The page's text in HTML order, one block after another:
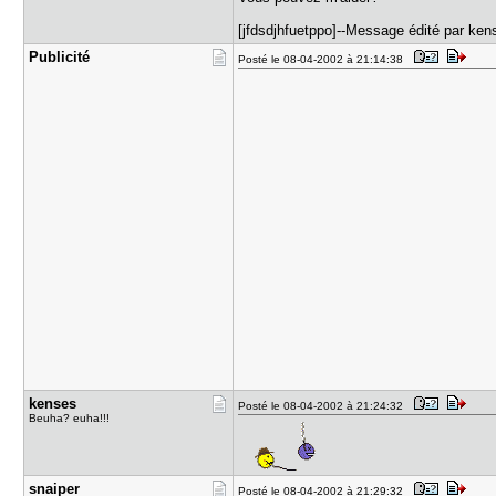
[jfdsdjhfuetppo]--Message édité par
Publicité
Posté le 08-04-2002 à 21:14:38
kenses
Beuha? euha!!!
Posté le 08-04-2002 à 21:24:32
snaiper Posté le 08-04-2002 à 21:29:32